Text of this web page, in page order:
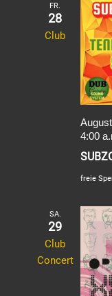
FR.
28
Club
4:00
freie
SA.
29
Club
Concert